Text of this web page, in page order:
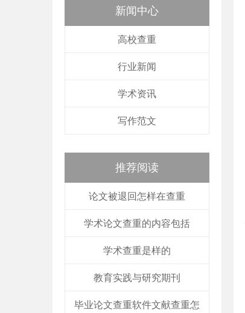
新闻中心
高校查重
行业新闻
学术资讯
写作范文
推荐阅读
论文被退回怎样在查重
学术论文查重的内容包括
学术查重是样的
教育实践与研究期刊
毕业论文查重软件文献查重怎